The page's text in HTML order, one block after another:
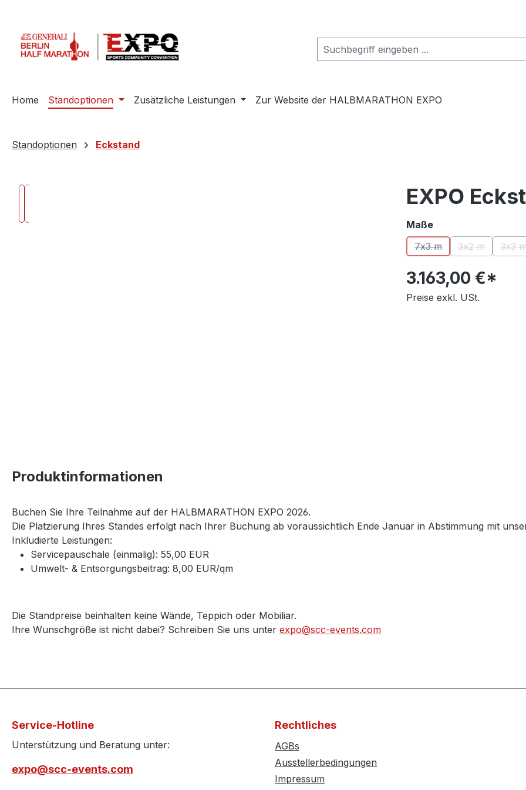
Home Standoptionen Zusätzliche Leistungen Zur Website der HALBMARATHON EXPO
Standoptionen Eckstand
EXPO
Maßeauswählen
7x3 m
(Diese Option ist zurzeit
3x2 m
(Diese Option
3x3
3.163,00 €*
Preise exkl. USt.
Produktinformationen
Buchen Sie Ihre Teilnahme auf der HALBMARATHON EXPO 2026.
Die Platzierung Ihres Standes erfolgt nach Ihrer Buchung ab voraussichtlich Ende Januar in Abstimmung mit
Inkludierte Leistungen:
Servicepauschale (einmalig): 55,00 EUR
Umwelt- & Entsorgungsbeitrag: 8,00 EUR/qm
Die Standpreise beinhalten keine Wände, Teppich oder Mobiliar.
Ihre Wunschgröße ist nicht dabei? Schreiben Sie uns unter expo@scc-events.com
Service-Hotline
Unterstützung und Beratung unter:
expo@scc-events.com
Rechtliches
AGBs
Ausstellerbedingungen
Impressum